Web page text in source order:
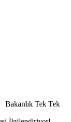
Bakanlık Tek Tek